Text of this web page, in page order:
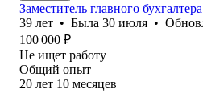
Заместитель главного бухгалтера
39 лет • Была 30 июля •
100 000 ₽
Не ищет работу
Общий опыт
20 лет 10 месяцев